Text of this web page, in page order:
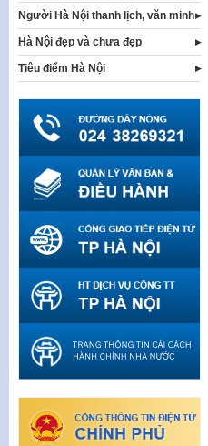
Người Hà Nội thanh lịch, văn minh
Hà Nội đẹp và chưa đẹp
Tiêu điểm Hà Nội